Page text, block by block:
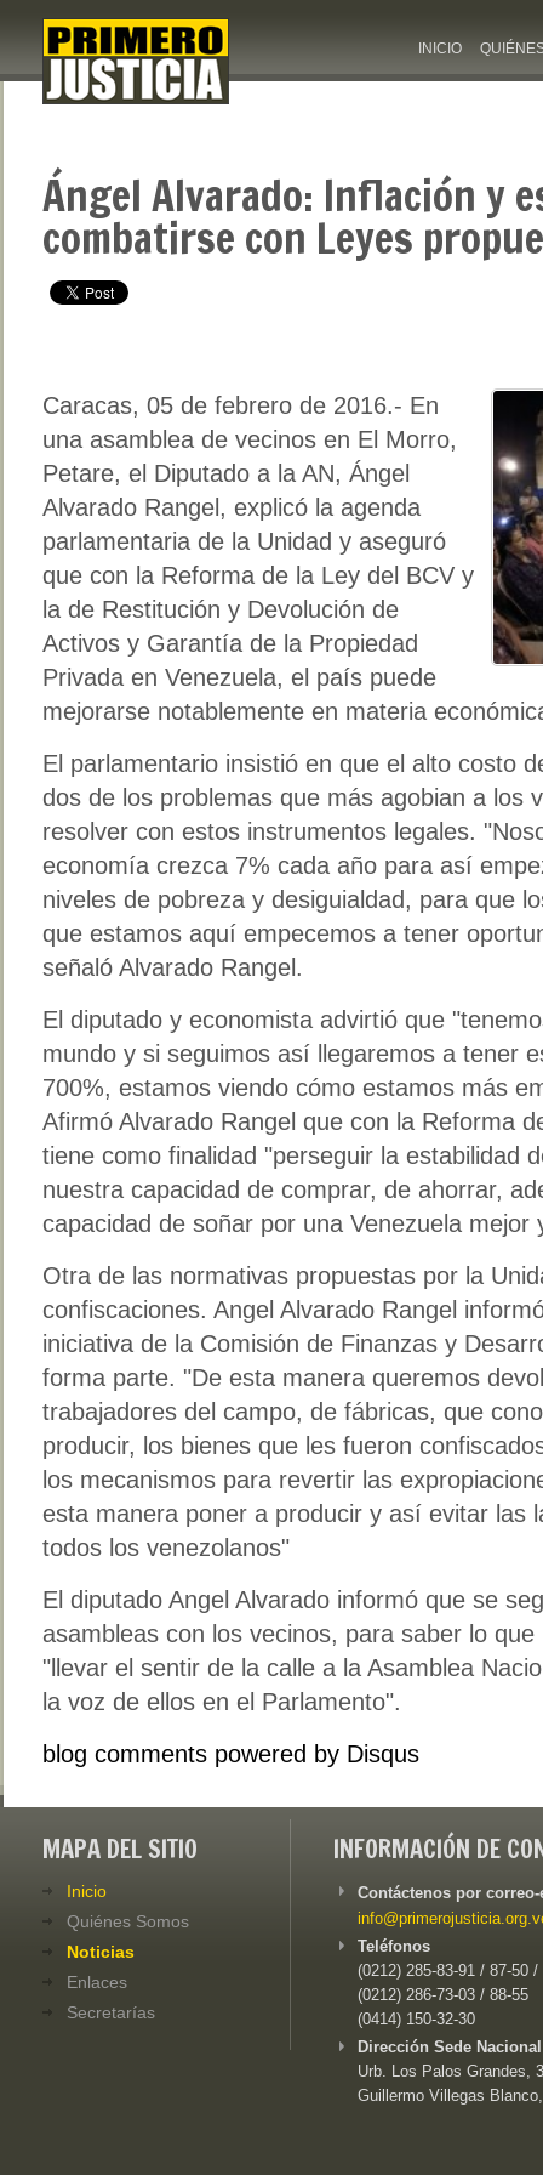
INICIO
Ángel Alvarado: Inflación y
combatirse con Leyes
Caracas, 05 de febrero de 2016.- En
una asamblea de vecinos en El Morro,
Petare, el Diputado a la AN, Ángel
Alvarado Rangel, explicó la agenda
parlamentaria de la Unidad y aseguró
que con la Reforma de la Ley del BCV y
la de Restitución y Devolución de
Activos y Garantía de la Propiedad
Privada en Venezuela, el país puede
mejorarse notablemente en materia
El parlamentario insistió en que el alto costo
dos de los problemas que más agobian a los
resolver con estos instrumentos legales.
economía crezca 7% cada año para así
niveles de pobreza y desiguialdad, para que
que estamos aquí empecemos a tener
señaló Alvarado Rangel.
El diputado y economista advirtió que
mundo y si seguimos así llegaremos a tener
700%, estamos viendo cómo estamos más
Afirmó Alvarado Rangel que con la Reforma
tiene como finalidad "perseguir la estabilidad
nuestra capacidad de comprar, de ahorrar,
capacidad de soñar por una Venezuela mejor
Otra de las normativas propuestas por la
confiscaciones. Angel Alvarado Rangel
iniciativa de la Comisión de Finanzas y
forma parte. "De esta manera queremos
trabajadores del campo, de fábricas, que
producir, los bienes que les fueron
los mecanismos para revertir las
esta manera poner a producir y así evitar las
todos los venezolanos"
El diputado Angel Alvarado informó que se
asambleas con los vecinos, para saber lo
"llevar el sentir de la calle a la Asamblea
la voz de ellos en el Parlamento".
blog comments powered by Disqus
MAPA DEL SITIO
Inicio
Quiénes Somos
Noticias
Enlaces
Secretarías
INFORMACIÓN DE
Contáctenos por
Teléfonos
(0212) 285-83-91 / 87-50 /
(0212) 286-73-03 / 88-55
(0414) 150-32-30
Dirección Sede
Urb. Los Palos Grandes,
Guillermo Villegas